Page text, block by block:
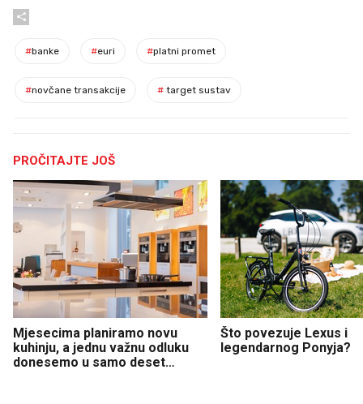
#banke #euri #platni promet
#novčane transakcije # target sustav
PROČITAJTE JOŠ
Mjesecima planiramo novu
kuhinju, a jednu važnu odluku
donesemo u samo deset
Što povezuje Lexus i
legendarnog Ponyja?